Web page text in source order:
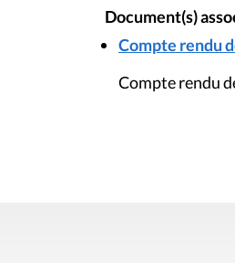
Document(s)
Compte rendu
Compte rendu